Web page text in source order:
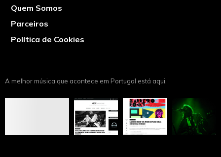
Quem Somos
Parceiros
Política de Cookies
A melhor música que acontece em Portugal está aqui.